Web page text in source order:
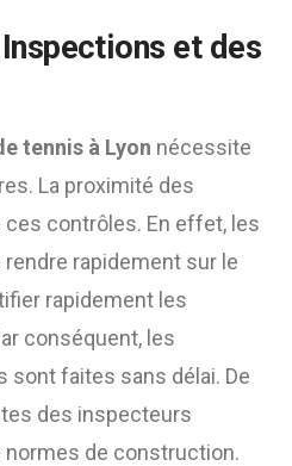
et des
tennis à Lyon nécessite
La proximité des
contrôles. En effet, les
rapidement sur le
rapidement les
conséquent, les
faites sans délai. De
des inspecteurs
de construction.